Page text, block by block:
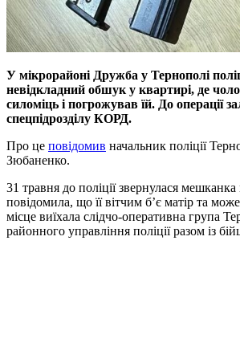
У мікрорайоні Дружба у Тернополі
невідкладний обшук у квартирі, де
силоміць і погрожував їй. До операції
спецпідрозділу КОРД.
Про це повідомив начальник поліції
Зюбаненко.
31 травня до поліції звернулася
повідомила, що її вітчим б’є матір та
місце виїхала слідчо-оперативна група
районного управління поліції разом із